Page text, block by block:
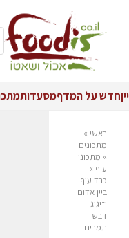
ייןחדש על המדףמסעדות
ראשי »
מתכונים
» מתכוני
עוף »
כבד עוף
ביין אדום
וזיגוג
דבש
תמרים